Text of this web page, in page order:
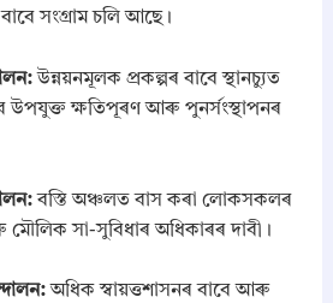
সংগ্ৰাম চলি আছে।
উন্নয়নমূলক প্ৰকল্পৰ বাবে স্থানচ্যুত
ক্ষতিপূৰণ আৰু পুনৰ্সংস্থাপনৰ
বস্তি অঞ্চলত বাস কৰা লোকসকলৰ
মৌলিক সা-সুবিধাৰ অধিকাৰৰ দাবী।
অধিক স্বায়ত্তশাসনৰ বাবে আৰু